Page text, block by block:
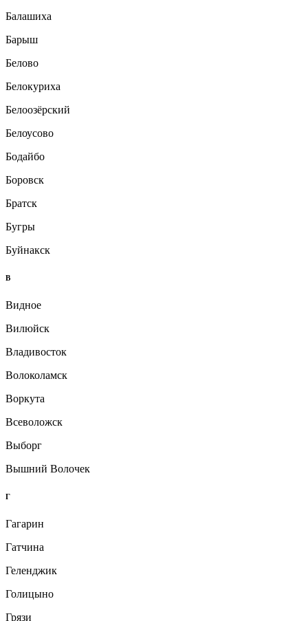
Балашиха
Барыш
Белово
Белокуриха
Белоозёрский
Белоусово
Бодайбо
Боровск
Братск
Бугры
Буйнакск
В
Видное
Вилюйск
Владивосток
Волоколамск
Воркута
Всеволожск
Выборг
Вышний Волочек
Г
Гагарин
Гатчина
Геленджик
Голицыно
Грязи